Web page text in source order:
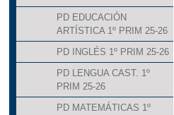
PD EDUCACIÓN
ARTÍSTICA 1º PRIM 25-26
PD INGLÉS 1º PRIM 25-26
PD LENGUA CAST. 1º
PRIM 25-26
PD MATEMÁTICAS 1º